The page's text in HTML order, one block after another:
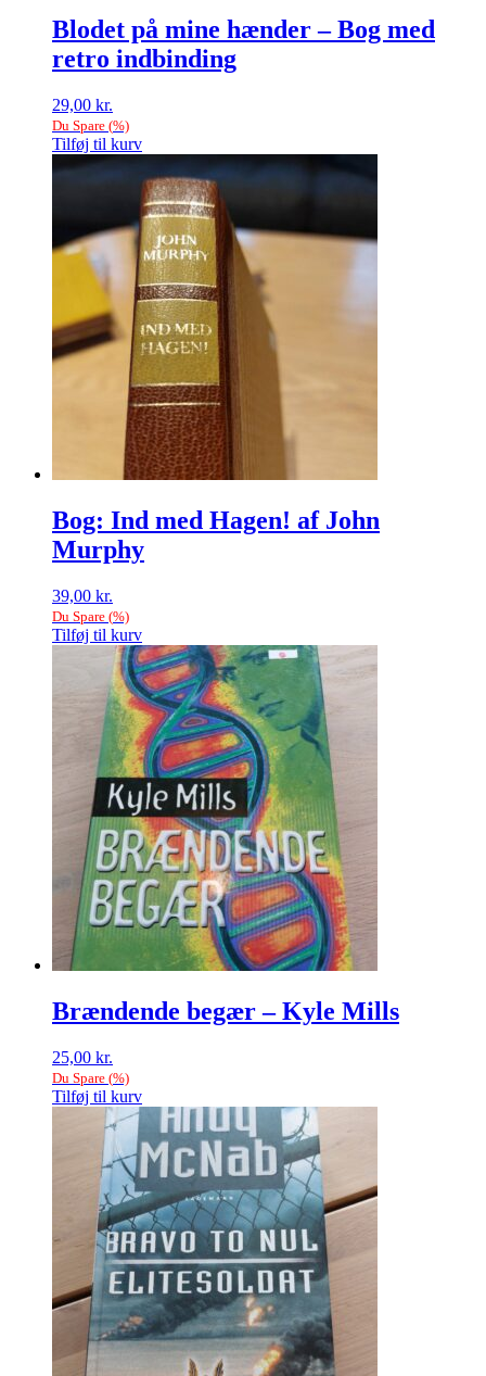
Blodet på mine hænder – Bog med
retro indbinding
29,00 kr.
Du Spare (%)
Tilføj til kurv
Bog: Ind med Hagen! af John
Murphy
39,00 kr.
Du Spare (%)
Tilføj til kurv
Brændende begær – Kyle Mills
25,00 kr.
Du Spare (%)
Tilføj til kurv